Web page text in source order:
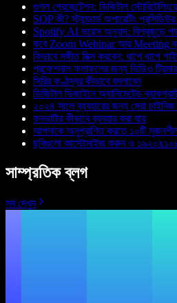
গুগল প্রেজেন্টেশন: ডিজিটাল
SOP কী? স্ট্যান্ডার্ড অপারেটিং
Spotify AI ভয়েস অনুবাদ: বিশ্বজুড়ে
কবে Zoom Webinar আর Meeting
কিভাবে সঙ্গীত মিক্স করবেন: ধাপে ধাপে
প্রফেশনাল ফলাফলের জন্য ভিডিও ট্রিমার
সিরির কণ্ঠস্বর কীভাবে বদলাবেন
ডিজিটাল ডিজাইনে অ্যানিমেটেড
২০২৪ সালে ব্যবহারের জন্য সেরা
কনভার্টার কীভাবে ব্যবহার করা যায়
আপনাকে অনুপ্রাণিত করতে ১০টি
ছবিগুলো কাস্টোমাইজ করুন ও
সাম্প্রতিক ব্লগ
সব দেখুন